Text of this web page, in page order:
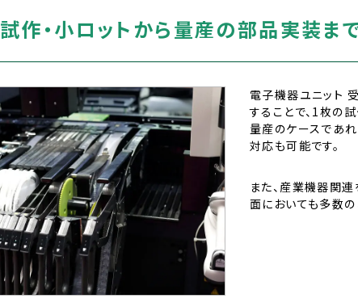
試作・小ロットから量産の部品実装ま
電子機器ユニット
することで、1枚の
量産のケースであ
対応も可能です。
また、産業機器関
面においても多数